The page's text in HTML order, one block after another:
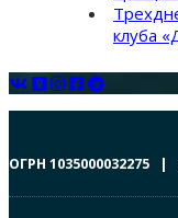
клуба
ОГРН 1035000032275